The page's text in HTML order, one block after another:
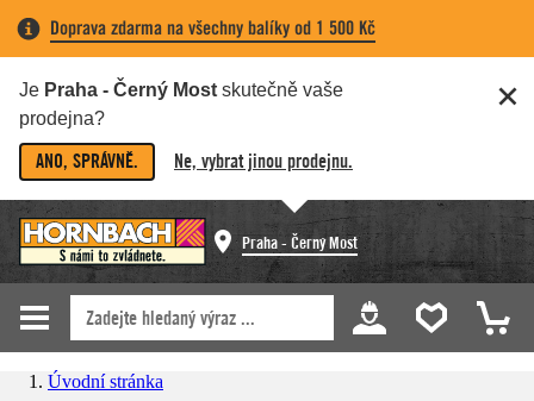
Doprava zdarma na všechny balíky od 1 500 Kč
Je Praha - Černý Most skutečně vaše
prodejna?
ANO, SPRÁVNĚ. Ne, vybrat jinou prodejnu.
Praha - Černý Most
Úvodní stránka